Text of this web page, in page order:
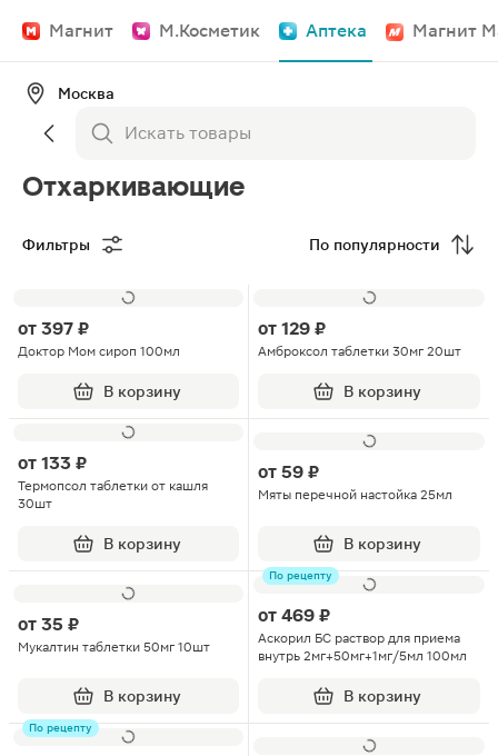
Магнит М.Косметик Аптека Магнит
Москва
Отхаркивающие
Фильтры По популярности
от 397 ₽
Доктор Мом сироп 100мл
В корзину
от 129 ₽
Амброксол таблетки 30мг 20шт
В корзину
от 133 ₽
Термопсол таблетки от кашля
30шт
В корзину
от 59 ₽
Мяты перечной настойка 25мл
В корзину
от 35 ₽
Мукалтин таблетки 50мг 10шт
В корзину
По рецепту
от 469 ₽
Аскорил БС раствор для приема
внутрь 2мг+50мг+1мг/5мл 100мл
В корзину
По рецепту